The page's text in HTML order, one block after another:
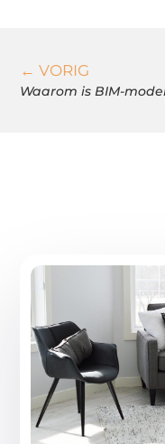
← VORIG
Waarom is BIM-